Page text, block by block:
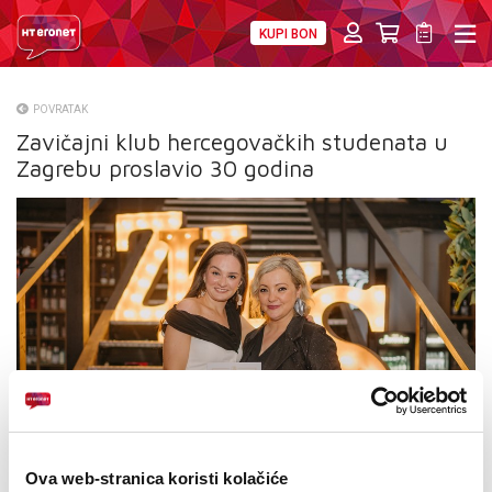
Ova web-stranica koristi kolačiće
KUPI BON
O NAMA
NATJEČAJI
VELEPRODAJA
KONTAKTI
MOJ PROFIL
POVRATAK
Zavičajni klub hercegovačkih studenata u
Zagrebu proslavio 30 godina